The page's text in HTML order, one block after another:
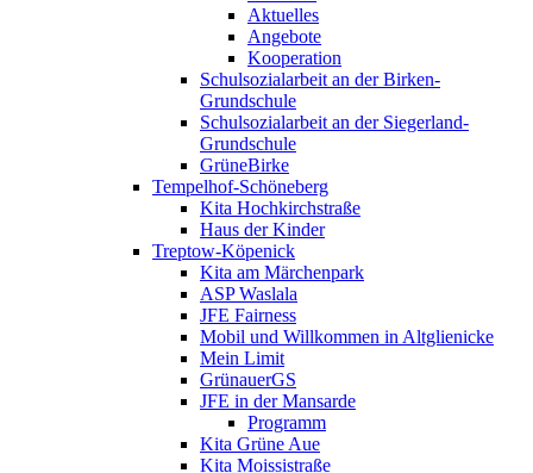
Aktuelles
Angebote
Kooperation
Schulsozialarbeit an der Birken-
Grundschule
Schulsozialarbeit an der Siegerland-
Grundschule
GrüneBirke
Tempelhof-Schöneberg
Kita Hochkirchstraße
Haus der Kinder
Treptow-Köpenick
Kita am Märchenpark
ASP Waslala
JFE Fairness
Mobil und Willkommen in Altglienicke
Mein Limit
GrünauerGS
JFE in der Mansarde
Programm
Kita Grüne Aue
Kita Moissistraße